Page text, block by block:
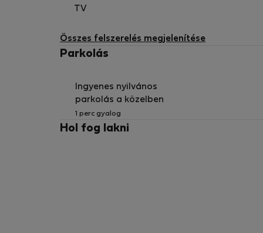
TV
Összes felszerelés megjelenítése
Parkolás
Ingyenes nyilvános
parkolás a közelben
1 perc gyalog
Hol fog lakni